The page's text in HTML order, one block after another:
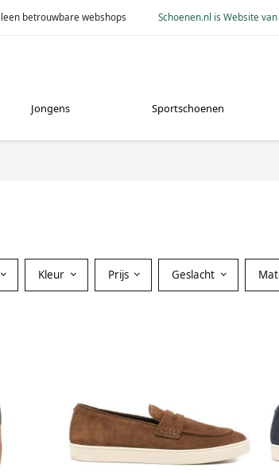
betrouwbare webshops Schoenen.nl is Website
Jongens Sportschoenen
Kleur Prijs Geslacht